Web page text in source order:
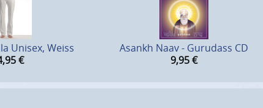
Unisex, Weiss
€
Asankh Naav - Gurudass CD
9,95€